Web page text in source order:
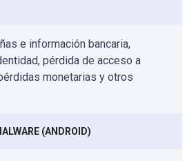
e información bancaria,
pérdida de acceso a
monetarias y otros
(ANDROID)